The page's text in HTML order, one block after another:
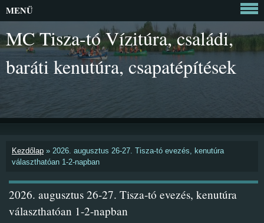
MC Tisza-tó Vízitúra, családi,
baráti kenutúra, csapatépítések
Kezdőlap » 2026. augusztus 26-27. Tisza-tó evezés, kenutúra
választhatóan 1-2-napban
2026. augusztus 26-27. Tisza-tó evezés, kenutúra
választhatóan 1-2-napban
MENÜ